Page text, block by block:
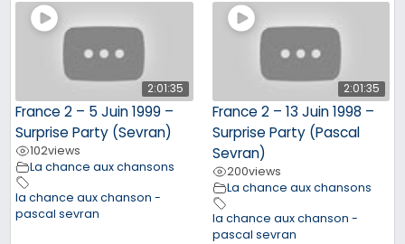
2:01:35
France 2 – 5 Juin 1999 –
Surprise Party (Sevran)
102views
La chance aux chansons
la chance aux chanson -
pascal sevran
2:01:35
France 2 – 13 Juin 1998 –
Surprise Party (Pascal
Sevran)
200views
La chance aux chansons
la chance aux chanson -
pascal sevran